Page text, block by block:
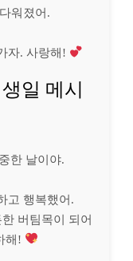
워졌어.
자. 사랑해!
일 메시
한 날이야.
고 행복했어.
버팀목이 되어
해!